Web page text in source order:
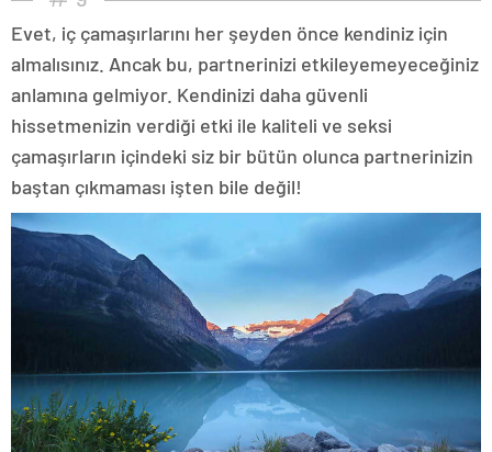
Evet, iç çamaşırlarını her şeyden önce kendiniz için
almalısınız. Ancak bu, partnerinizi etkileyemeyeceğiniz
anlamına gelmiyor. Kendinizi daha güvenli
hissetmenizin verdiği etki ile kaliteli ve seksi
çamaşırların içindeki siz bir bütün olunca partnerinizin
baştan çıkmaması işten bile değil!